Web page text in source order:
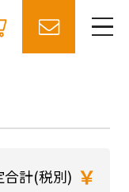
合計(税別) ￥